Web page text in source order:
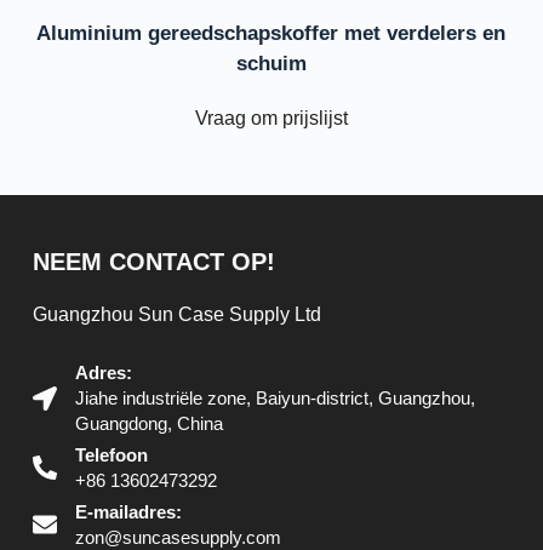
Aluminium gereedschapskoffer met verdelers en
schuim
Vraag om prijslijst
NEEM CONTACT OP!
Guangzhou Sun Case Supply Ltd
Adres:
Jiahe industriële zone, Baiyun-district, Guangzhou,
Guangdong, China
Telefoon
+86 13602473292
E-mailadres:
zon@suncasesupply.com